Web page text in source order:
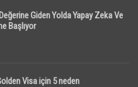
Giden Yolda Yapay Zeka Ve
Başlıyor
Visa için 5 neden